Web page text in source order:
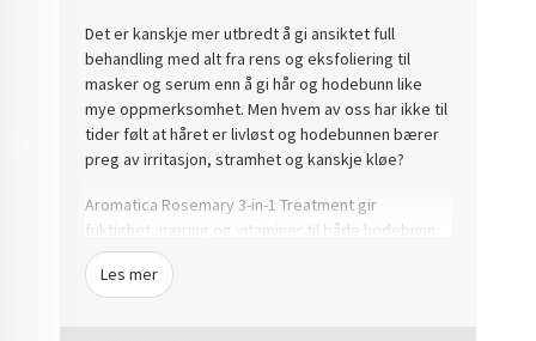
Det er kanskje mer utbredt å gi ansiktet full
behandling med alt fra rens og eksfoliering til
masker og serum enn å gi hår og hodebunn like
mye oppmerksomhet. Men hvem av oss har ikke til
tider følt at håret er livløst og hodebunnen bærer
preg av irritasjon, stramhet og kanskje kløe?
Aromatica Rosemary 3-in-1 Treatment gir
fuktighet, næring og vitaminer til både hodebunn
og hår med 5 ulike hyaluronsyrer, hydrolyserte
proteiner og rosmarin, oregano og ingefær. Huden
Les mer